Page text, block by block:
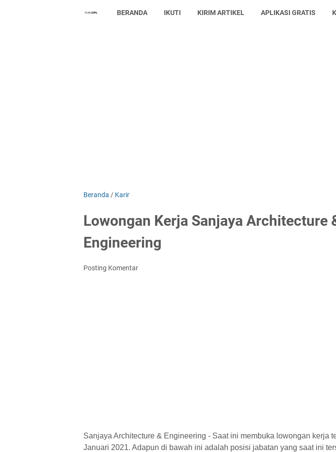
BERANDA IKUTI KIRIM ARTIKEL APLIKASI GRATIS
Beranda / Karir
Lowongan Kerja Sanjaya Architecture
Engineering
Posting Komentar
Sanjaya Architecture & Engineering - Saat ini membuka lowongan kerja
Januari 2021. Adapun di bawah ini adalah posisi jabatan yang saat ini